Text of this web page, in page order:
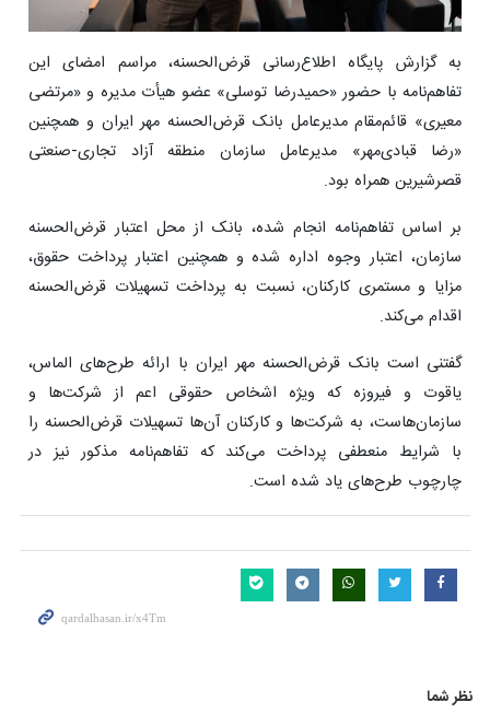
به گزارش پایگاه اطلاع‌رسانی قرض‌الحسنه، مراسم امضای این
تفاهم‌نامه با حضور «حمیدرضا توسلی» عضو هیأت مدیره و «مرتضی
معیری» قائم‌مقام مدیرعامل بانک قرض‌الحسنه مهر ایران و همچنین
«رضا قبادی‌مهر» مدیرعامل سازمان منطقه آزاد تجاری-صنعتی
قصرشیرین همراه بود.
بر اساس تفاهم‌نامه انجام شده، بانک از محل اعتبار قرض‌الحسنه
سازمان، اعتبار وجوه اداره شده و همچنین اعتبار پرداخت حقوق،
مزایا و مستمری کارکنان، نسبت به پرداخت تسهیلات قرض‌الحسنه
اقدام می‌کند.
گفتنی است بانک قرض‌الحسنه مهر ایران با ارائه طرح‌های الماس،
یاقوت و فیروزه که ویژه اشخاص حقوقی اعم از شرکت‌ها و
سازمان‌هاست، به شرکت‌ها و کارکنان آن‌ها تسهیلات قرض‌الحسنه را
با شرایط منعطفی پرداخت می‌کند که تفاهم‌نامه مذکور نیز در
چارچوب طرح‌های یاد شده است.
نظر شما